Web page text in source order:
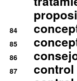
84
85
86
87 control